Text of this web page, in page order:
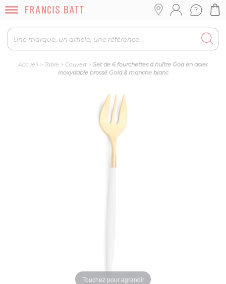
Accueil > Table > Couvert > Set de 6 fourchettes à huître Goa en acier
inoxydable brossé Gold & manche blanc
Touchez pour agrandir